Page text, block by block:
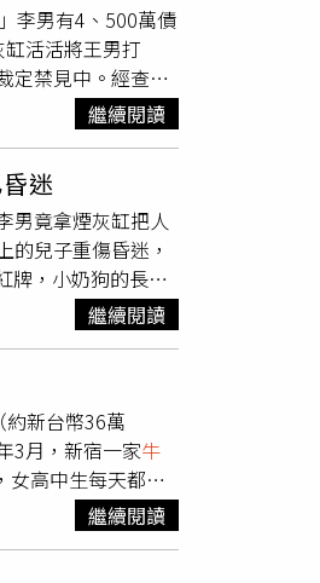
日圓（約台幣845
我對她只剩下了
而日本首相岸田文
消費者契約法》
飲酒 15歲櫻花妹
水攻勢給了25萬，
子名義發簡訊給
對我認真？」而保
李男有4、500萬債
活活將王男打
定禁見中。經查，
到晛，入行近10
一開始王男僅向李
男約王男前往某
「子債父還」談
男頭部遭到重擊，
依《傷害致死
繼續閱讀
迷
男竟拿煙灰缸把人
兒子重傷昏迷，
牌，小奶狗的長相
。據了解，王男日前
，李男竟拿起菸灰
親還債。而王男
勢過重，搶救後
釐清。
繼續閱讀
新台幣36萬
3月，新宿一家牛
女高中生每天都會
裡的第一名。據了
中生說，牛郎男友
她出賣自己的身
繼續閱讀